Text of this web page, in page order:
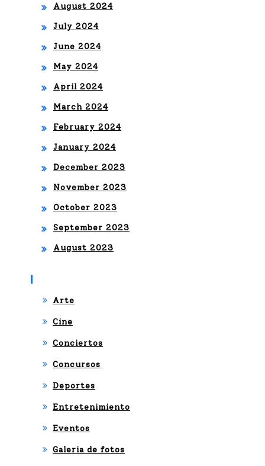
August 2024
July 2024
June 2024
May 2024
April 2024
March 2024
February 2024
January 2024
December 2023
November 2023
October 2023
September 2023
August 2023
Arte
Cine
Conciertos
Concursos
Deportes
Entretenimiento
Eventos
Galeria de fotos